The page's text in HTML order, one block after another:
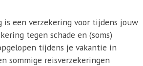
is een verzekering voor tijdens jouw
tegen schade en (soms)
tijdens je vakantie in
sommige reisverzekeringen